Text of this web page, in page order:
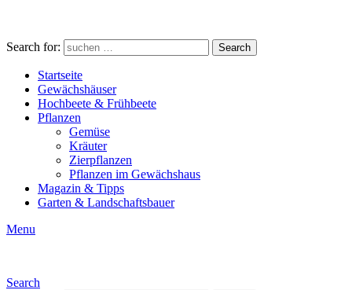
Search for: Search
Startseite
Gewächshäuser
Hochbeete & Frühbeete
Pflanzen
Gemüse
Kräuter
Zierpflanzen
Pflanzen im Gewächshaus
Magazin & Tipps
Garten & Landschaftsbauer
Menu
Search